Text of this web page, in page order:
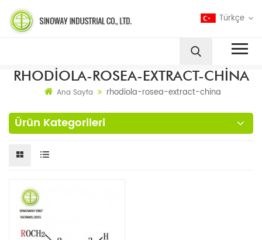
Türkçe
RHODIOLA-ROSEA-EXTRACT-CHINA
Ana Sayfa rhodiola-rosea-extract-china
Ürün Kategorileri